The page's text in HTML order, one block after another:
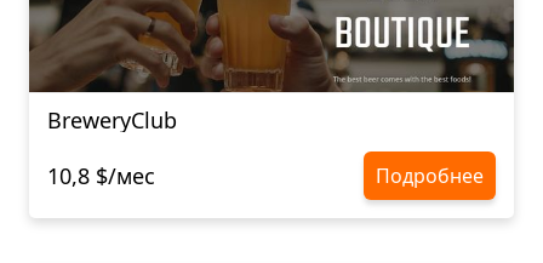
BreweryClub
10,8 $/мес
Подробнее